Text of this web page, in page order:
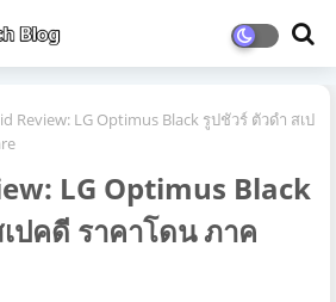
Review: LG Optimus Black รูปชัวร์ ตัวดำ สเป
LG Optimus Black
ปคดี ราคาโดน ภาค